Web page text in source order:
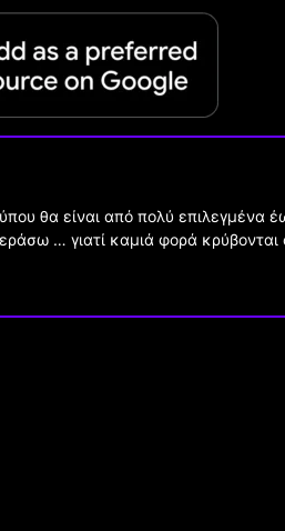
θα είναι από πολύ επιλεγμένα
… γιατί καμιά φορά κρύβονται